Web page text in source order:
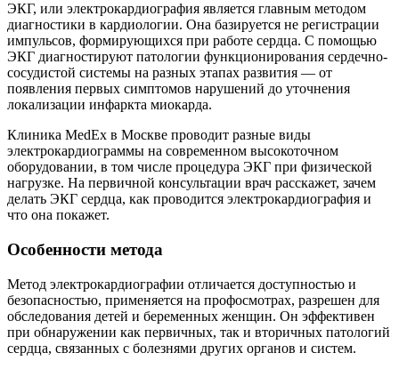
ЭКГ, или электрокардиография является главным методом
диагностики в кардиологии. Она базируется не регистрации
импульсов, формирующихся при работе сердца. С помощью
ЭКГ диагностируют патологии функционирования сердечно-
сосудистой системы на разных этапах развития — от
появления первых симптомов нарушений до уточнения
локализации инфаркта миокарда.
Клиника MedEx в Москве проводит разные виды
электрокардиограммы на современном высокоточном
оборудовании, в том числе процедура ЭКГ при физической
нагрузке. На первичной консультации врач расскажет, зачем
делать ЭКГ сердца, как проводится электрокардиография и
что она покажет.
Особенности метода
Метод электрокардиографии отличается доступностью и
безопасностью, применяется на профосмотрах, разрешен для
обследования детей и беременных женщин. Он эффективен
при обнаружении как первичных, так и вторичных патологий
сердца, связанных с болезнями других органов и систем.